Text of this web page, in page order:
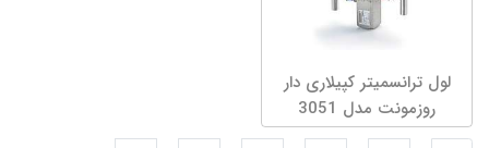
لول ترانسمیتر کپیلاری دار
روزمونت مدل 3051